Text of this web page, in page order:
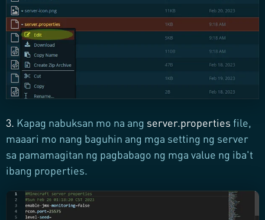
3. Kapag nabuksan mo na ang server.properties file,
maaari mo nang baguhin ang mga setting ng server
sa pamamagitan ng pagbabago ng mga value ng iba't
ibang properties.